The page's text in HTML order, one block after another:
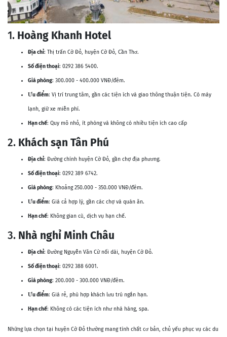
1. Hoàng Khanh Hotel
Địa chỉ: Thị trấn Cờ Đỏ, huyện Cờ Đỏ, Cần Thơ.
Số điện thoại: 0292 386 5400.
Giá phòng: 300.000 - 400.000 VNĐ/đêm.
Ưu điểm: Vị trí trung tâm, gần các tiện ích và giao thông thuận tiện. Có máy
lạnh, giữ xe miễn phí.
Hạn chế: Quy mô nhỏ, ít phòng và không có nhiều tiện ích cao cấp​
2. Khách sạn Tân Phú
Địa chỉ: Đường chính huyện Cờ Đỏ, gần chợ địa phương.
Số điện thoại: 0292 389 6742.
Giá phòng: Khoảng 250.000 - 350.000 VNĐ/đêm.
Ưu điểm: Giá cả hợp lý, gần các chợ và quán ăn.
Hạn chế: Không gian cũ, dịch vụ hạn chế.
3. Nhà nghỉ Minh Châu
Địa chỉ: Đường Nguyễn Văn Cừ nối dài, huyện Cờ Đỏ.
Số điện thoại: 0292 388 6001.
Giá phòng: 200.000 - 300.000 VNĐ/đêm.
Ưu điểm: Giá rẻ, phù hợp khách lưu trú ngắn hạn.
Hạn chế: Không có các tiện ích như nhà hàng, spa.
Những lựa chọn tại huyện Cờ Đỏ thường mang tính chất cơ bản, chủ yếu phục vụ các du